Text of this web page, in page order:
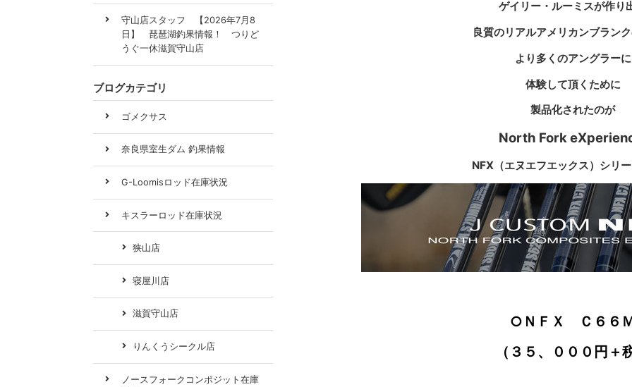
ゲイリー・ルーミスが作り
良質のリアルアメリカンブラン
より多くのアングラーに
体験して頂くために
製品化されたのが
North Fork
NFX（エヌエフエックス）シリ
○ＮＦＸ Ｃ６６
（３５、０００円＋
守山店スタッフ 【2026年7月8
日】 琵琶湖釣果情報！ つりど
うぐ一休滋賀守山店
ブログカテゴリ
ゴメクサス
奈良県室生ダム 釣果情報
G-Loomisロッド在庫状況
キスラーロッド在庫状況
狭山店
寝屋川店
滋賀守山店
りんくうシークル店
ノースフォークコンポジット在庫